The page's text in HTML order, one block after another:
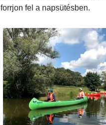
forrjon fel a napsütésben.